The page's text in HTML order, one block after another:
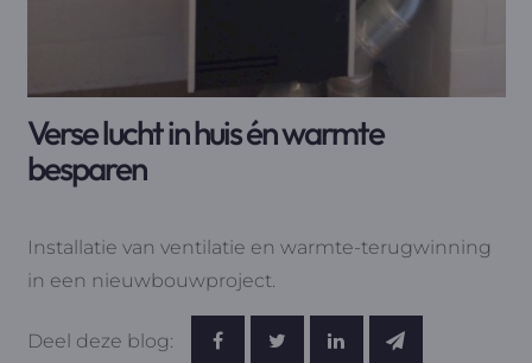
Deel deze blog:
Verse lucht in huis én warmte
besparen
Installatie van ventilatie en warmte-terugwinning
in een nieuwbouwproject.